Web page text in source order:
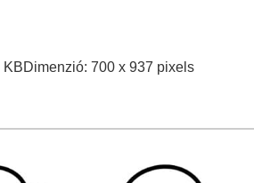
KBDimenzió: 700 x 937 pixels